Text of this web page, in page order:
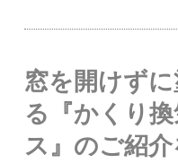
窓を開けず
る『かくり
ス』のご紹